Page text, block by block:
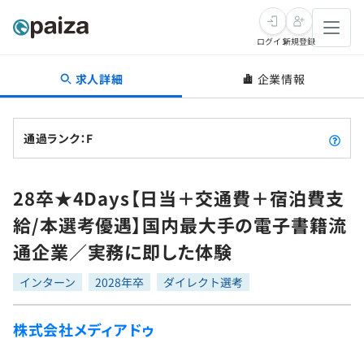
転職・キャリア
転職成功ガイド
転職エージェント
インタビュー
転職成功ガイド
新卒就活
求人検索
本選考
インターン
新卒エージェント
学習
講座一覧
問題集
4択課題
スキルチェック
プログラミング言語
ゲーム・マンガ
ログイン新規登録
求人詳細 企業情報
通過ランク：F
28卒★4Days【日当＋交通費＋宿泊費支
給/本選考優遇】国内最大手の電子書籍流
通企業／実務に即した体験
インターン 2028年卒 ダイレクト選考
株式会社メディアドゥ